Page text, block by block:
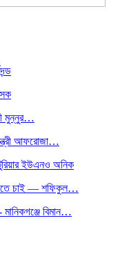
মুন্নুর…
আফরোজা…
ইউএনও অনিক
নিতে চাই — শফিকুল…
মানিকগঞ্জে বিমান…